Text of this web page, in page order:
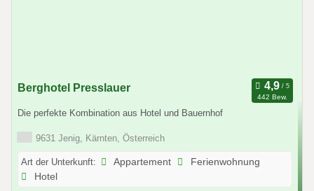
Berghotel Presslauer
442 Bew.
Die perfekte Kombination aus Hotel und Bauernhof
9631 Jenig, Kärnten, Österreich
Art der Unterkunft: Appartement
Ferienwohnung
Hotel